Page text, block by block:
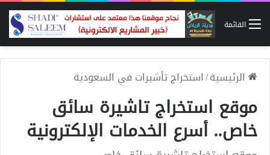
القائمة
الرئيسية/استخراج تأشيرات في السعودية
موقع استخراج تاشيرة سائق
خاص.. أسرع الخدمات الإلكترونية